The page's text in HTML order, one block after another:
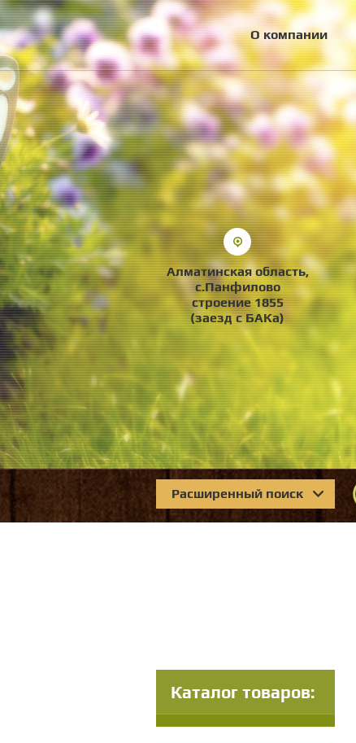
О компании
Алматинская область,
с.Панфилово
строение 1855
(заезд с БАКа)
Расширенный поиск
Каталог товаров: